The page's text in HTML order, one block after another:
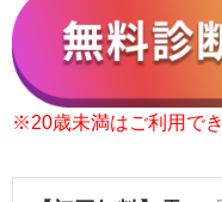
※20歳未満はご利用でき